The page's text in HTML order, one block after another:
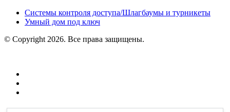
Системы контроля доступа/Шлагбаумы и турникеты
Умный дом под ключ
© Copyright 2026. Все права защищены.